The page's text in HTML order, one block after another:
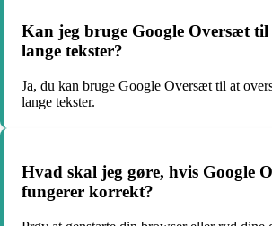
Kan jeg bruge Google Oversæt
lange tekster?
Ja, du kan bruge Google Oversæt til at
lange tekster.
Hvad skal jeg gøre, hvis Google
fungerer korrekt?